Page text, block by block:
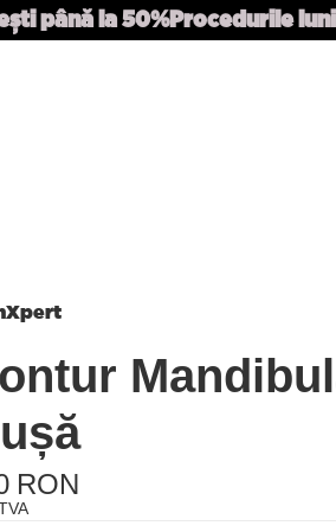
până la 50%Procedurile
RON